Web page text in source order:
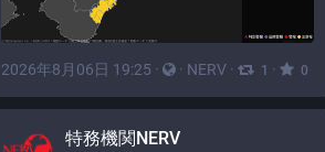
2026年8月06日 19:25 · · NERV · 1 · 0
特務機関NERV